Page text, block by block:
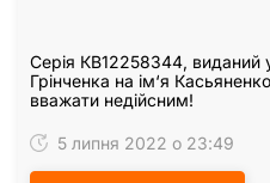
Серія КВ12258344, виданий
Грінченка на ім‘я
вважати недійсним!
5 липня 2022 о 23:49